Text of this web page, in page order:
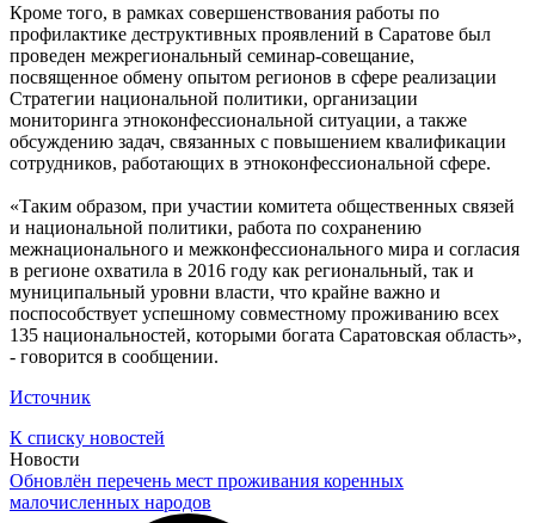
Кроме того, в рамках совершенствования работы по
профилактике деструктивных проявлений в Саратове был
проведен межрегиональный семинар-совещание,
посвященное обмену опытом регионов в сфере реализации
Стратегии национальной политики, организации
мониторинга этноконфессиональной ситуации, а также
обсуждению задач, связанных с повышением квалификации
сотрудников, работающих в этноконфессиональной сфере.
«Таким образом, при участии комитета общественных связей
и национальной политики, работа по сохранению
межнационального и межконфессионального мира и согласия
в регионе охватила в 2016 году как региональный, так и
муниципальный уровни власти, что крайне важно и
поспособствует успешному совместному проживанию всех
135 национальностей, которыми богата Саратовская область»,
- говорится в сообщении.
Источник
К списку новостей
Новости
Обновлён перечень мест проживания коренных
малочисленных народов